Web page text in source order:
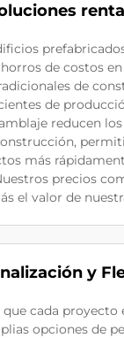
de costos
de
de
reducen
más
precios
el valor de
y
cada proyecto
opciones de